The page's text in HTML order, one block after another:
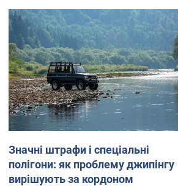
Значні штрафи і спеціальні
полігони: як проблему джипінгу
вирішують за кордоном